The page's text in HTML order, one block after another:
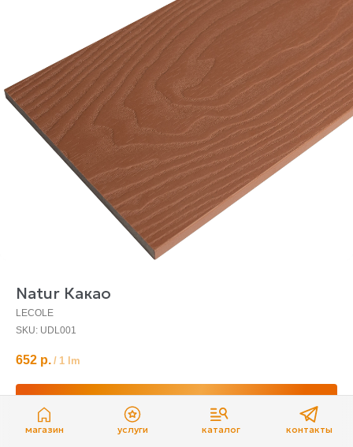
магазин услуги каталог контакты
Natur Какао
LECOLE
SKU: UDL001
652 р. / 1 lm